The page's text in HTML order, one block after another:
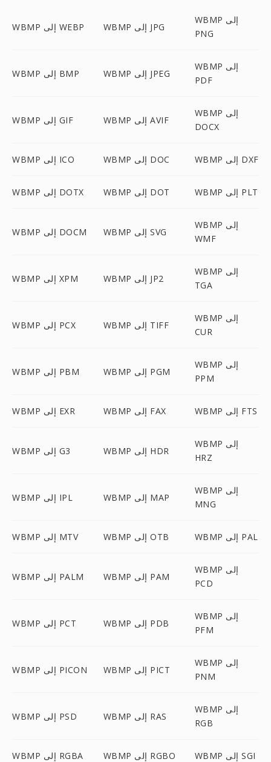
WBMP إلى WEBP WBMP إلى JPG
WBMP إلى
PNG
WBMP إلى BMP WBMP إلى JPEG
WBMP إلى
PDF
WBMP إلى GIF WBMP إلى AVIF
WBMP إلى
DOCX
WBMP إلى ICO WBMP إلى DOC WBMP إلى DXF
WBMP إلى DOTX WBMP إلى DOT WBMP إلى PLT
WBMP إلى DOCM WBMP إلى SVG
WBMP إلى
WMF
WBMP إلى XPM WBMP إلى JP2
WBMP إلى
TGA
WBMP إلى PCX WBMP إلى TIFF
WBMP إلى
CUR
WBMP إلى PBM WBMP إلى PGM
WBMP إلى
PPM
WBMP إلى EXR WBMP إلى FAX WBMP إلى FTS
WBMP إلى G3 WBMP إلى HDR
WBMP إلى
HRZ
WBMP إلى IPL WBMP إلى MAP
WBMP إلى
MNG
WBMP إلى MTV WBMP إلى OTB WBMP إلى PAL
WBMP إلى PALM WBMP إلى PAM
WBMP إلى
PCD
WBMP إلى PCT WBMP إلى PDB
WBMP إلى
PFM
WBMP إلى PICON WBMP إلى PICT
WBMP إلى
PNM
WBMP إلى PSD WBMP إلى RAS
WBMP إلى
RGB
WBMP إلى RGBA WBMP إلى RGBO WBMP إلى SGI